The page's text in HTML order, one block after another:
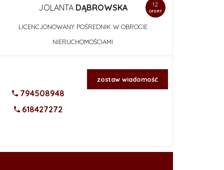
12
OFERT
JOLANTA DĄBROWSKA
LICENCJONOWANY POŚREDNIK W OBROCIE
NIERUCHOMOŚCIAMI
794508948
618427272
zostaw wiadomość